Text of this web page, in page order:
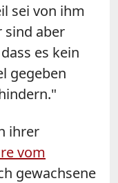
sei von ihm
sind aber
es kein
gegeben
ihrer
vom
gewachsene